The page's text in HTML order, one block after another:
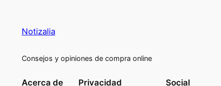
Notizalia
Consejos y opiniones de compra online
Acerca de Privacidad Social